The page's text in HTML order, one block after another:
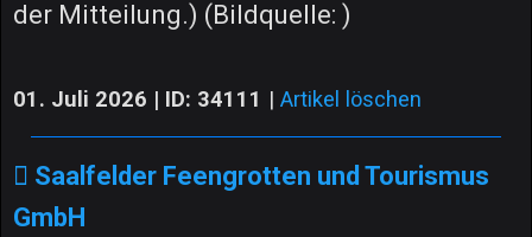
der Mitteilung.) (Bildquelle: )
01. Juli 2026 | ID: 34111 | Artikel löschen
Saalfelder Feengrotten und Tourismus
GmbH